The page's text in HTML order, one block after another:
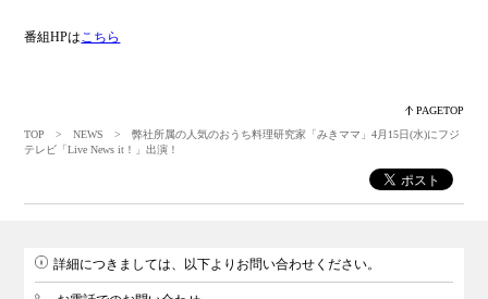
番組HPはこちら
PAGETOP
TOP
>NEWS
> 弊社所属の人気のおうち料理研究家「みきママ」4月15日(水)にフジ
テレビ「Live News it！」出演！
詳細につきましては、以下よりお問い合わせください。